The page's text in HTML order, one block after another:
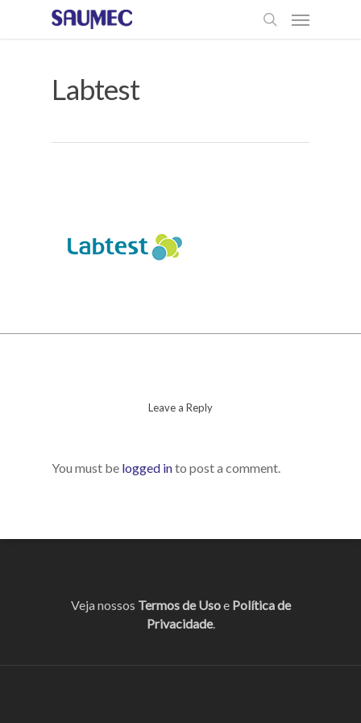
Labtest
Leave a Reply
You must be logged into post a comment.
Veja nossos Termos de Usoe Política de
Privacidade.